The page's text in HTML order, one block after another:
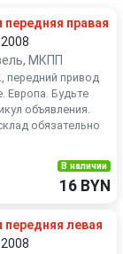
передняя правая
МКПП
передний привод
Европа. Будьте
объявления.
обязательно
В наличии
16 BYN
передняя левая